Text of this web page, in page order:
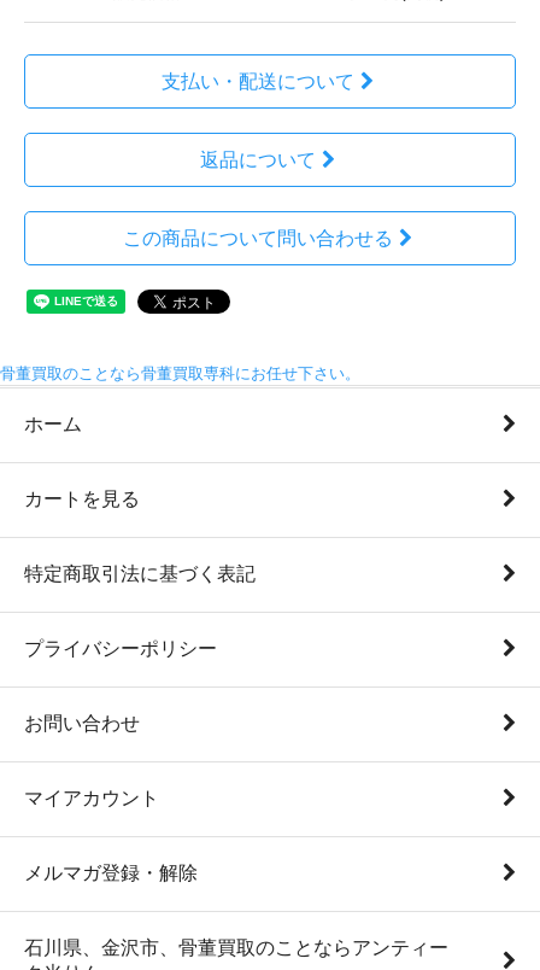
支払い・配送について
返品について
この商品について問い合わせる
骨董買取のことなら骨董買取専科にお任せ下さい。
ホーム
カートを見る
特定商取引法に基づく表記
プライバシーポリシー
お問い合わせ
マイアカウント
メルマガ登録・解除
石川県、金沢市、骨董買取のことならアンティー